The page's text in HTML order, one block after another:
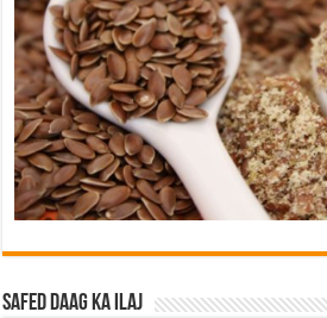
Safed Daag ka ilaj